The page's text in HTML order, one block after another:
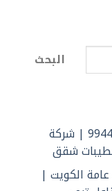
البحث
99442431 | شركة
شقق
عامة الكويت |